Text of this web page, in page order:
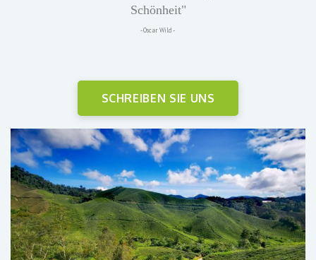
Schönheit"
- Oscar Wild -
SCHREIBEN SIE UNS